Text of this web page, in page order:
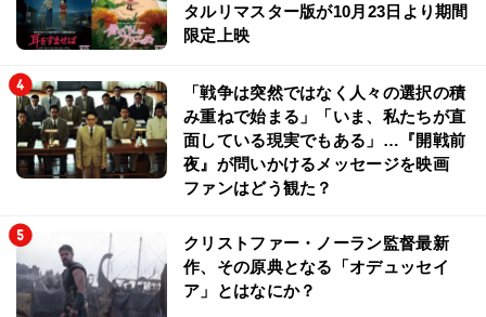
タルリマスター版が10月23日より期間
限定上映
「戦争は突然ではなく人々の選択の積
み重ねで始まる」「いま、私たちが直
面している現実でもある」…『開戦前
夜』が問いかけるメッセージを映画
ファンはどう観た？
クリストファー・ノーラン監督最新
作、その原典となる「オデュッセイ
ア」とはなにか？